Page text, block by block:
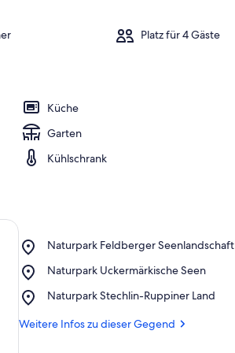
Platz für 4 Gäste
Küche
Garten
Kühlschrank
Naturpark Feldberger Seenlandschaft
Place,
Feldberger
Naturpark Uckermärkische Seen
Place,
Uckermärkische
Naturpark Stechlin-Ruppiner Land
Place,
Stechlin-
Weitere Infos zu dieser Gegend